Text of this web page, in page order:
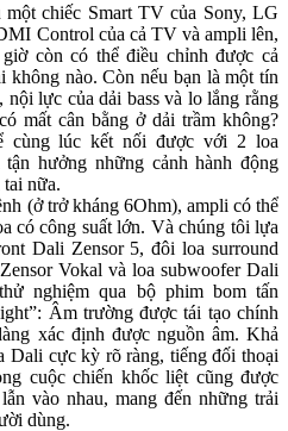
chiếc Smart TV của Sony, LG
Control của cả TV và ampli lên,
còn có thể điều chỉnh được cả
không nào. Còn nếu bạn là một tín
nội lực của dải bass và lo lắng rằng
mất cân bằng ở dải trầm không?
cùng lúc kết nối được với 2 loa
hưởng những cảnh hành động
nữa.
(ở trở kháng 6Ohm), ampli có thể
có công suất lớn. Và chúng tôi lựa
Dali Zensor 5, đôi loa surround
Vokal và loa subwoofer Dali
nghiệm qua bộ phim bom tấn
Âm trường được tái tạo chính
xác định được nguồn âm. Khả
Dali cực kỳ rõ ràng, tiếng đối thoại
cuộc chiến khốc liệt cũng được
vào nhau, mang đến những trải
dùng.